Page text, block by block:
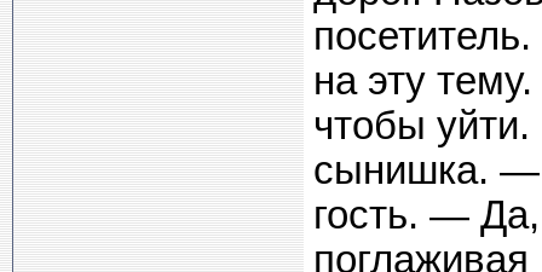
на эту
чтобы
сынишка. —
гость. —